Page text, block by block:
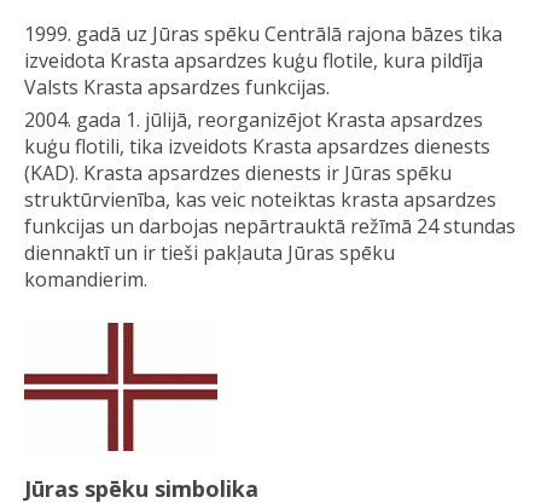
1999. gadā uz Jūras spēku Centrālā rajona bāzes tika
izveidota Krasta apsardzes kuģu flotile, kura pildīja
Valsts Krasta apsardzes funkcijas.
2004. gada 1. jūlijā, reorganizējot Krasta apsardzes
kuģu flotili, tika izveidots Krasta apsardzes dienests
(KAD). Krasta apsardzes dienests ir Jūras spēku
struktūrvienība, kas veic noteiktas krasta apsardzes
funkcijas un darbojas nepārtrauktā režīmā 24 stundas
diennaktī un ir tieši pakļauta Jūras spēku
komandierim.
Jūras spēku simbolika